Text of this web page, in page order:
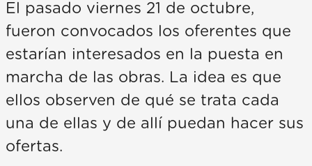
El pasado viernes 21 de octubre,
fueron convocados los oferentes que
estarían interesados en la puesta en
marcha de las obras. La idea es que
ellos observen de qué se trata cada
una de ellas y de allí puedan hacer sus
ofertas.